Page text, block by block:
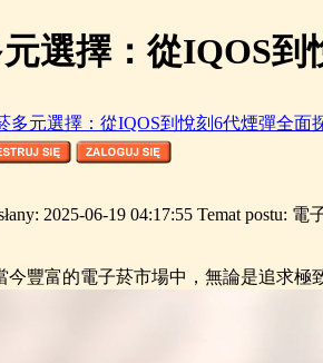
選擇：從IQOS
多元選擇：從IQOS到悅刻6代煙彈全面
2025-06-19 04:17:55 Temat postu:
今豐富的電子菸市場中，無論是追求極